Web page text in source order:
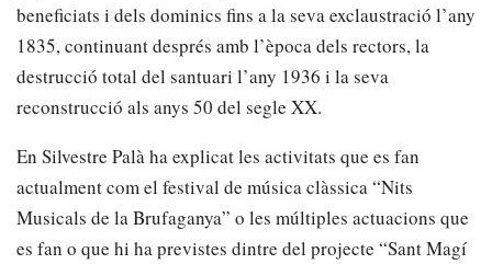
beneficiats i dels dominics fins a la seva exclaustració l’any
1835, continuant després amb l’època dels rectors, la
destrucció total del santuari l’any 1936 i la seva
reconstrucció als anys 50 del segle XX.
En Silvestre Palà ha explicat les activitats que es fan
actualment com el festival de música clàssica “Nits
Musicals de la Brufaganya” o les múltiples actuacions que
es fan o que hi ha previstes dintre del projecte “Sant Magí